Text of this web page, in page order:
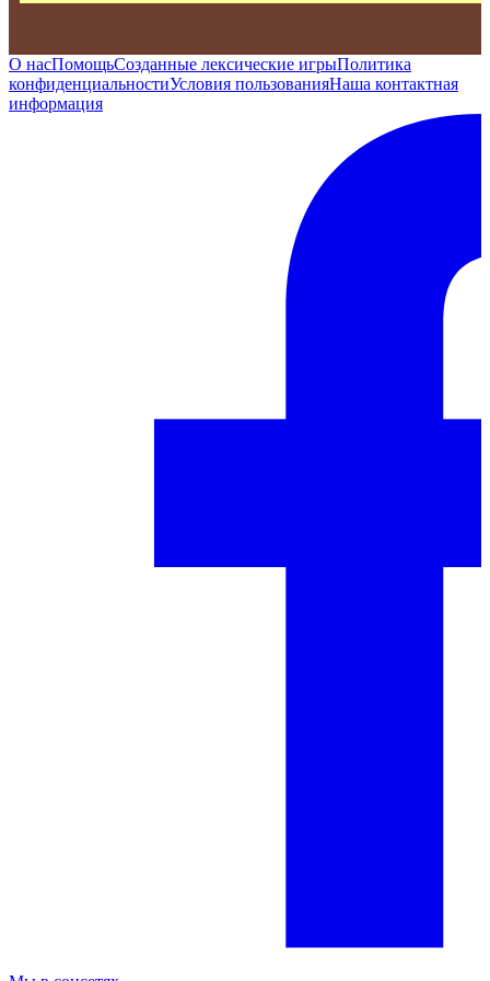
О насПомощьСозданные лексические игрыПолитика
конфиденциальностиУсловия пользованияНаша контактная
информация